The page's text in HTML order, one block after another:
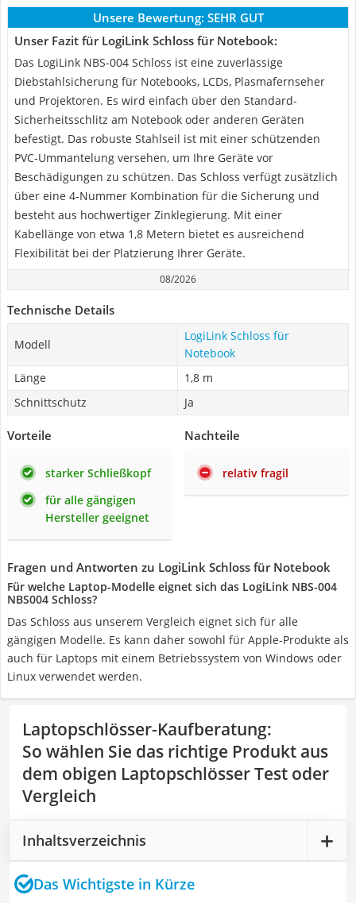
Unsere Bewertung: SEHR GUT
Unser Fazit für LogiLink Schloss für Notebook:
Das LogiLink NBS-004 Schloss ist eine zuverlässige
Diebstahlsicherung für Notebooks, LCDs, Plasmafernseher
und Projektoren. Es wird einfach über den Standard-
Sicherheitsschlitz am Notebook oder anderen Geräten
befestigt. Das robuste Stahlseil ist mit einer schützenden
PVC-Ummantelung versehen, um Ihre Geräte vor
Beschädigungen zu schützen. Das Schloss verfügt zusätzlich
über eine 4-Nummer Kombination für die Sicherung und
besteht aus hochwertiger Zinklegierung. Mit einer
Kabellänge von etwa 1,8 Metern bietet es ausreichend
Flexibilität bei der Platzierung Ihrer Geräte.
08/2026
Technische Details
Modell
LogiLink Schloss für
Notebook
Länge
1,8 m
Schnittschutz
Ja
Vorteile
starker Schließkopf
für alle gängigen
Hersteller geeignet
Nachteile
relativ fragil
Fragen und Antworten zu LogiLink Schloss für Notebook
Für welche Laptop-Modelle eignet sich das LogiLink NBS-004
NBS004 Schloss?
Das Schloss aus unserem Vergleich eignet sich für alle
gängigen Modelle. Es kann daher sowohl für Apple-Produkte als
auch für Laptops mit einem Betriebssystem von Windows oder
Linux verwendet werden.
Laptopschlösser-Kaufberatung:
So wählen Sie das richtige Produkt aus
dem obigen Laptopschlösser Test oder
Vergleich
Inhaltsverzeichnis
Das Wichtigste in Kürze